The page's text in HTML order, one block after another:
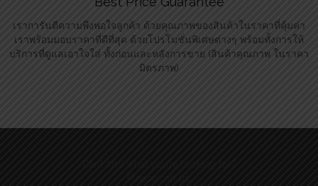
เราการันตีความพึงพอใจลูกค้า ด้วยคุณภาพของสินค้าในราคาที่คุ้มค่า
เราพร้อมมอบราคาที่ดีที่สุด ด้วยโปรโมชั่นพิเศษต่างๆ พร้อมทั้งการให้
บริการที่ดูแลเอาใจใส่ ทั้งก่อนและหลังการขาย (สินค้าคุณภาพ ในราคา
มิตรภาพ)